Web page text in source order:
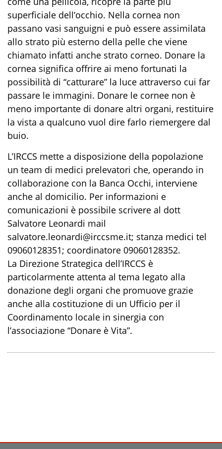
superficiale dell’occhio. Nella cornea non
passano vasi sanguigni e può essere assimilata
allo strato più esterno della pelle che viene
chiamato infatti anche strato corneo. Donare la
cornea significa offrire ai meno fortunati la
possibilità di “catturare” la luce attraverso cui far
passare le immagini. Donare le cornee non è
meno importante di donare altri organi, restituire
la vista a qualcuno vuol dire farlo riemergere dal
buio.
L’IRCCS mette a disposizione della popolazione
un team di medici prelevatori che, operando in
collaborazione con la Banca Occhi, interviene
anche al domicilio. Per informazioni e
comunicazioni è possibile scrivere al dott
Salvatore Leonardi mail
salvatore.leonardi@irccsme.it; stanza medici tel
09060128351; coordinatore 09060128352.
La Direzione Strategica dell’IRCCS è
particolarmente attenta al tema legato alla
donazione degli organi che promuove grazie
anche alla costituzione di un Ufficio per il
Coordinamento locale in sinergia con
l’associazione “Donare è Vita”.